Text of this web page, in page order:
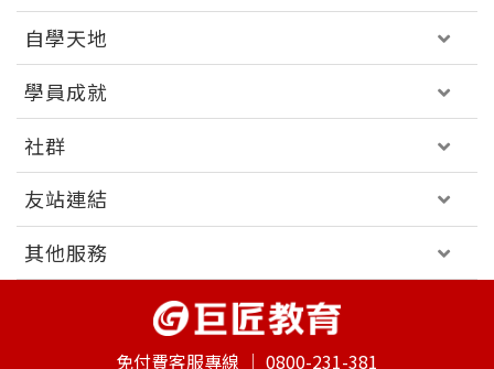
自學天地
學員成就
社群
友站連結
其他服務
免付費客服專線 │ 0800-231-381